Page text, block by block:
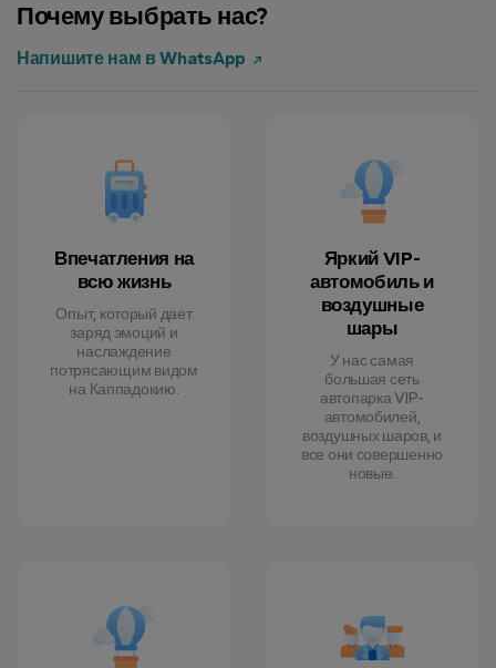
Почему выбрать нас?
Напишите нам в WhatsApp
Впечатления на
всю жизнь
Опыт, который дает
заряд эмоций и
наслаждение
потрясающим видом
на Каппадокию.
Яркий VIP-
автомобиль и
воздушные
шары
У нас самая
большая сеть
автопарка VIP-
автомобилей,
воздушных шаров, и
все они совершенно
новые.